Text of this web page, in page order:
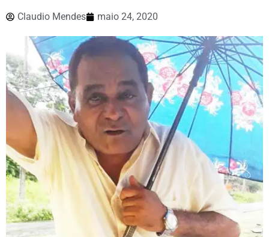
Claudio Mendes maio 24, 2020